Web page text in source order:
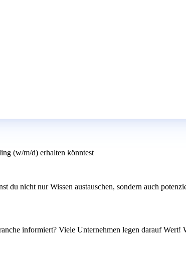
(w/m/d) erhalten könntest
du nicht nur Wissen austauschen, sondern auch
informiert? Viele Unternehmen legen darauf